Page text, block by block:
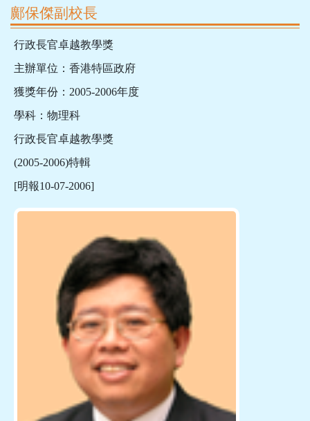
鄺保傑副校長
行政長官卓越教學獎
主辦單位：香港特區政府
獲獎年份：2005-2006年度
學科：物理科
行政長官卓越教學獎
(2005-2006)特輯
[明報10-07-2006]